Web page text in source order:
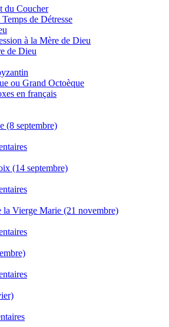
du Coucher
de Détresse
à la Mère de Dieu
de Dieu
ou Grand Octoèque
en français
(8 septembre)
(14 septembre)
la Vierge Marie (21 novembre)